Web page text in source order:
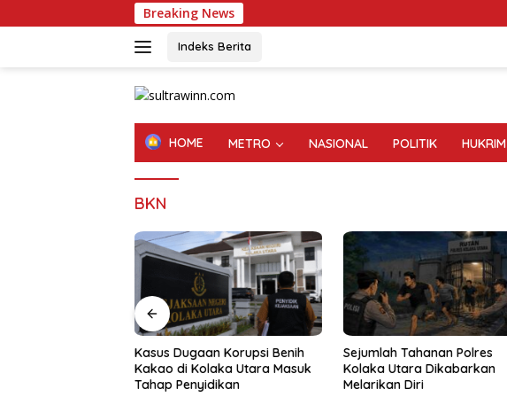
ke
Breaking News
Indeks Berita
HOME METRO NASIONAL POLITIK HUKRIM
BKN
Kasus Dugaan Korupsi Benih
Kakao di Kolaka Utara Masuk
Tahap Penyidikan
Sejumlah Tahanan Polres
Kolaka Utara Dikabarkan
Melarikan Diri